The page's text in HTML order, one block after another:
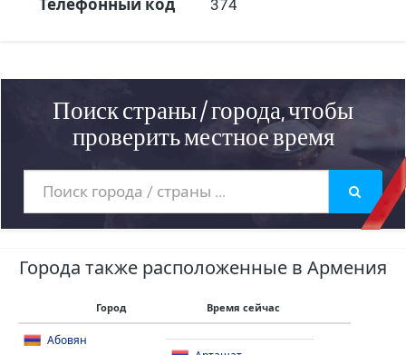
Телефонный код 374
Поиск страны / города, чтобы
проверить местное время
Города также расположенные в Армения
Город Время сейчас
Абовян